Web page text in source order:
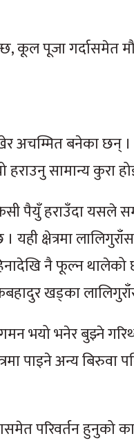
कूल पूजा गर्दासमेत
अचम्मित बनेका छन्
सामान्य कुरा
पैयुँ हराउँदा यसले
क्षेत्रमा
नै फूल्न थालेको
खड्का
भयो भनेर बुझ्ने
पाइने अन्य बिरुवा
परिवर्तन हुनुको